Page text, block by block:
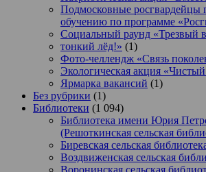
Подмосковные росгвардейцы
обучению по программе
Социальный раунд «Трезвый
тонкий лёд!» (1)
Фото-челлендж «Связь
Экологическая акция «Чистый
Ярмарка вакансий (1)
Без рубрики (1)
Библиотеки (1 094)
Библиотека имени Юрия
(Решоткинская сельская
Биревская сельская
Воздвиженская сельская